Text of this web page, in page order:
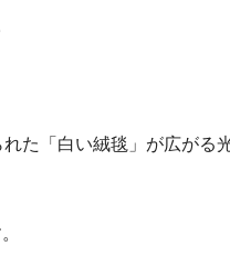
た「白い絨毯」が広がる